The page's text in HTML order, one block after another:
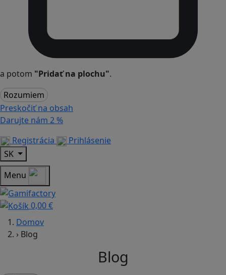
a potom "Pridať na plochu".
Rozumiem
Preskočiť na obsah
Darujte nám 2 %
Registrácia
Prihlásenie
SK
Menu
0,00 €
Domov
› Blog
Blog